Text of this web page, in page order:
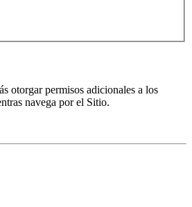
otorgar permisos adicionales a los
navega por el Sitio.